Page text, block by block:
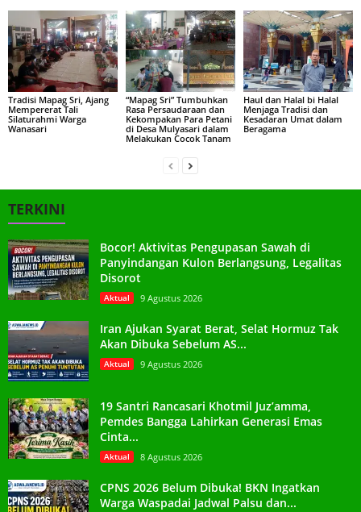
Tradisi Mapag Sri, Ajang
Mempererat Tali
Silaturahmi Warga
Wanasari
“Mapag Sri” Tumbuhkan
Rasa Persaudaraan dan
Kekompakan Para Petani
di Desa Mulyasari dalam
Melakukan Cocok Tanam
Haul dan Halal bi Halal
Menjaga Tradisi dan
Kesadaran Umat dalam
Beragama
TERKINI
Bocor! Aktivitas Pengupasan Sawah di
Panyindangan Kulon Berlangsung, Legalitas
Disorot
Aktual 9 Agustus 2026
Iran Ajukan Syarat Berat, Selat Hormuz Tak
Akan Dibuka Sebelum AS...
Aktual 9 Agustus 2026
19 Santri Rancasari Khotmil Juz’amma,
Pemdes Bangga Lahirkan Generasi Emas
Cinta...
Aktual 8 Agustus 2026
CPNS 2026 Belum Dibuka! BKN Ingatkan
Warga Waspadai Jadwal Palsu dan...